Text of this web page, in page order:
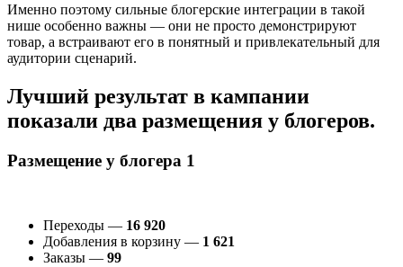
Именно поэтому сильные блогерские интеграции в такой
нише особенно важны — они не просто демонстрируют
товар, а встраивают его в понятный и привлекательный для
аудитории сценарий.
Лучший результат в кампании
показали два размещения у блогеров.
Размещение у блогера 1
Переходы — 16 920
Добавления в корзину — 1 621
Заказы — 99